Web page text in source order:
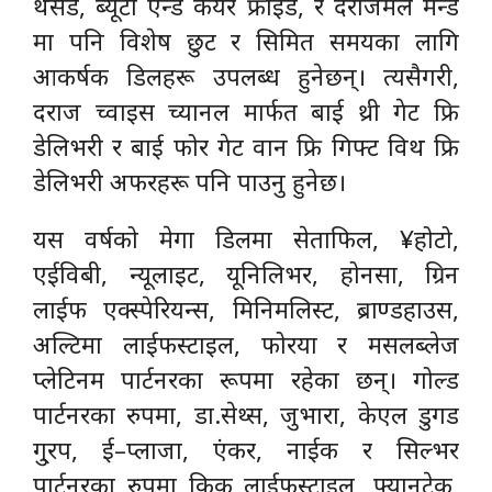
मा पनि विशेष छुट र सिमित समयका लागि
आकर्षक डिलहरू उपलब्ध हुनेछन्। त्यसैगरी,
दराज च्वाइस च्यानल मार्फत बाई थ्री गेट फ्रि
डेलिभरी र बाई फोर गेट वान फ्रि गिफ्ट विथ फ्रि
डेलिभरी अफरहरू पनि पाउनु हुनेछ।
यस वर्षको मेगा डिलमा सेताफिल, ¥होटो,
एईविबी, न्यूलाइट, यूनिलिभर, होनसा, ग्रिन
लाईफ एक्स्पेरियन्स, मिनिमलिस्ट, ब्राण्डहाउस,
अल्टिमा लाईफस्टाइल, फोरया र मसलब्लेज
प्लेटिनम पार्टनरका रूपमा रहेका छन्। गोल्ड
पार्टनरका रुपमा, डा.सेथ्स, जुभारा, केएल डुगड
गु्रप, ई–प्लाजा, एंकर, नाईक र सिल्भर
पार्टनरका रुपमा किक लाईफस्टाइल, फ्यानटेक,